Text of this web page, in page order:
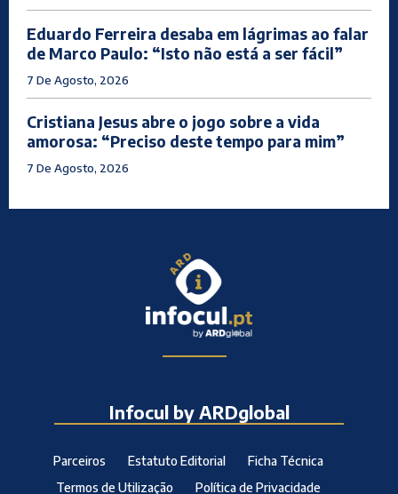
Eduardo Ferreira desaba em lágrimas ao falar
de Marco Paulo: “Isto não está a ser fácil”
7 De Agosto, 2026
Cristiana Jesus abre o jogo sobre a vida
amorosa: “Preciso deste tempo para mim”
7 De Agosto, 2026
Infocul by ARDglobal
Parceiros Estatuto Editorial
Ficha Técnica
Termos de Utilização
Política de Privacidade